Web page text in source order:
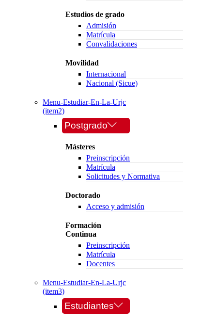
Estudios de grado
Admisión
Matrícula
Convalidaciones
Movilidad
Internacional
Nacional (Sicue)
Menu-Estudiar-En-La-Urjc
(item2)
Postgrado
Másteres
Preinscripción
Matrícula
Solicitudes y Normativa
Doctorado
Acceso y admisión
Formación
Continua
Preinscripción
Matrícula
Docentes
Menu-Estudiar-En-La-Urjc
(item3)
Estudiantes